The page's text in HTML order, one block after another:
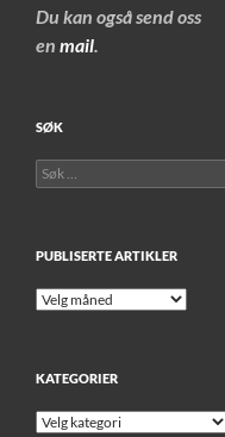
Du kan også send oss
en mail.
SØK
Søk
etter:
PUBLISERTE ARTIKLER
Publiserte
KATEGORIER
Kategorier